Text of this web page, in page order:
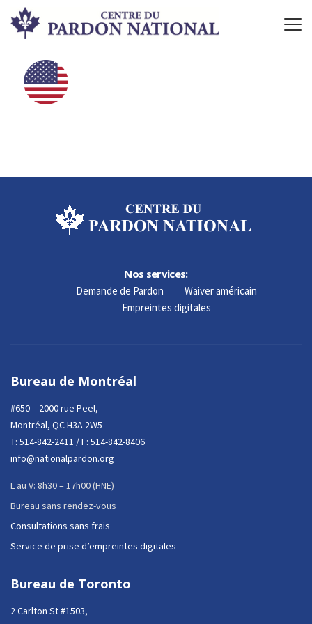
Nos services:
Demande de Pardon
Waiver américain
Empreintes digitales
Bureau de Montréal
#650 – 2000 rue Peel,
Montréal, QC H3A 2W5
T: 514-842-2411 / F: 514-842-8406
info@nationalpardon.org
L au V: 8h30 – 17h00 (HNE)
Bureau sans rendez-vous
Consultations sans frais
Service de prise d’empreintes digitales
Bureau de Toronto
2 Carlton St #1503,